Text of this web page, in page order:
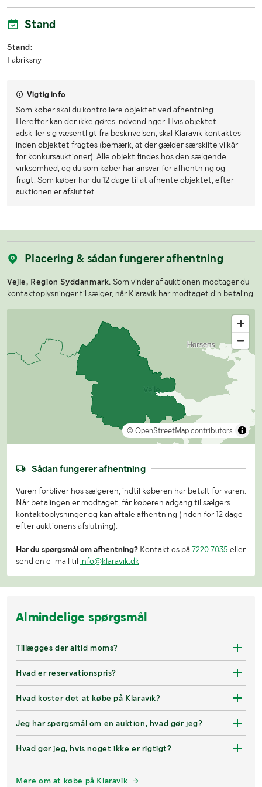
Stand
Stand:
Fabriksny
Vigtig info
Som køber skal du kontrollere objektet ved afhentning
Herefter kan der ikke gøres indvendinger. Hvis objektet
adskiller sig væsentligt fra beskrivelsen, skal Klaravik kontaktes
inden objektet fragtes (bemærk, at der gælder særskilte vilkår
for konkursauktioner). Alle objekt findes hos den sælgende
virksomhed, og du som køber har ansvar for afhentning og
fragt. Som køber har du 12 dage til at afhente objektet, efter
auktionen er afsluttet.
Placering & sådan fungerer afhentning
Vejle, Region Syddanmark. Som vinder af auktionen modtager du
kontaktoplysninger til sælger, når Klaravik har modtaget din betaling.
© OpenStreetMap contributors
Sådan fungerer afhentning
Varen forbliver hos sælgeren, indtil køberen har betalt for varen.
Når betalingen er modtaget, får køberen adgang til sælgers
kontaktoplysninger og kan aftale afhentning (inden for 12 dage
efter auktionens afslutning).
Har du spørgsmål om afhentning? Kontakt os på 7220 7035 eller
send en e-mail til info@klaravik.dk
Almindelige spørgsmål
Tillægges der altid moms?
Hvad er reservationspris?
Hvad koster det at købe på Klaravik?
Jeg har spørgsmål om en auktion, hvad gør jeg?
Hvad gør jeg, hvis noget ikke er rigtigt?
Mere om at købe på Klaravik